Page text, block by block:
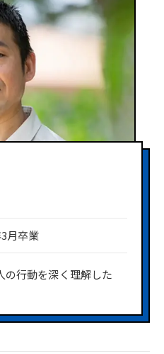
月卒業
の行動を深く理解した